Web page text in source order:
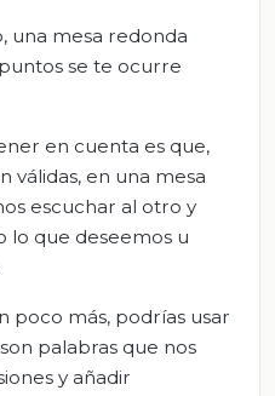
una mesa redonda
se te ocurre
en cuenta es que,
válidas, en una mesa
escuchar al otro y
que deseemos u
poco más, podrías usar
palabras que nos
y añadir